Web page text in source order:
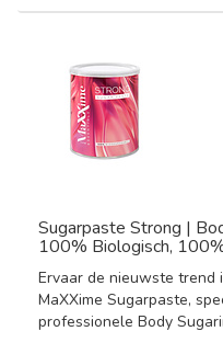
Sugarpaste Strong |
100% Biologisch,
Ervaar de nieuwste trend
MaXXime Sugarpaste,
professionele Body